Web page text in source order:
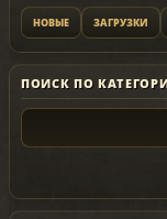
НОВЫЕ ЗАГРУЗКИ
ПОИСК ПО